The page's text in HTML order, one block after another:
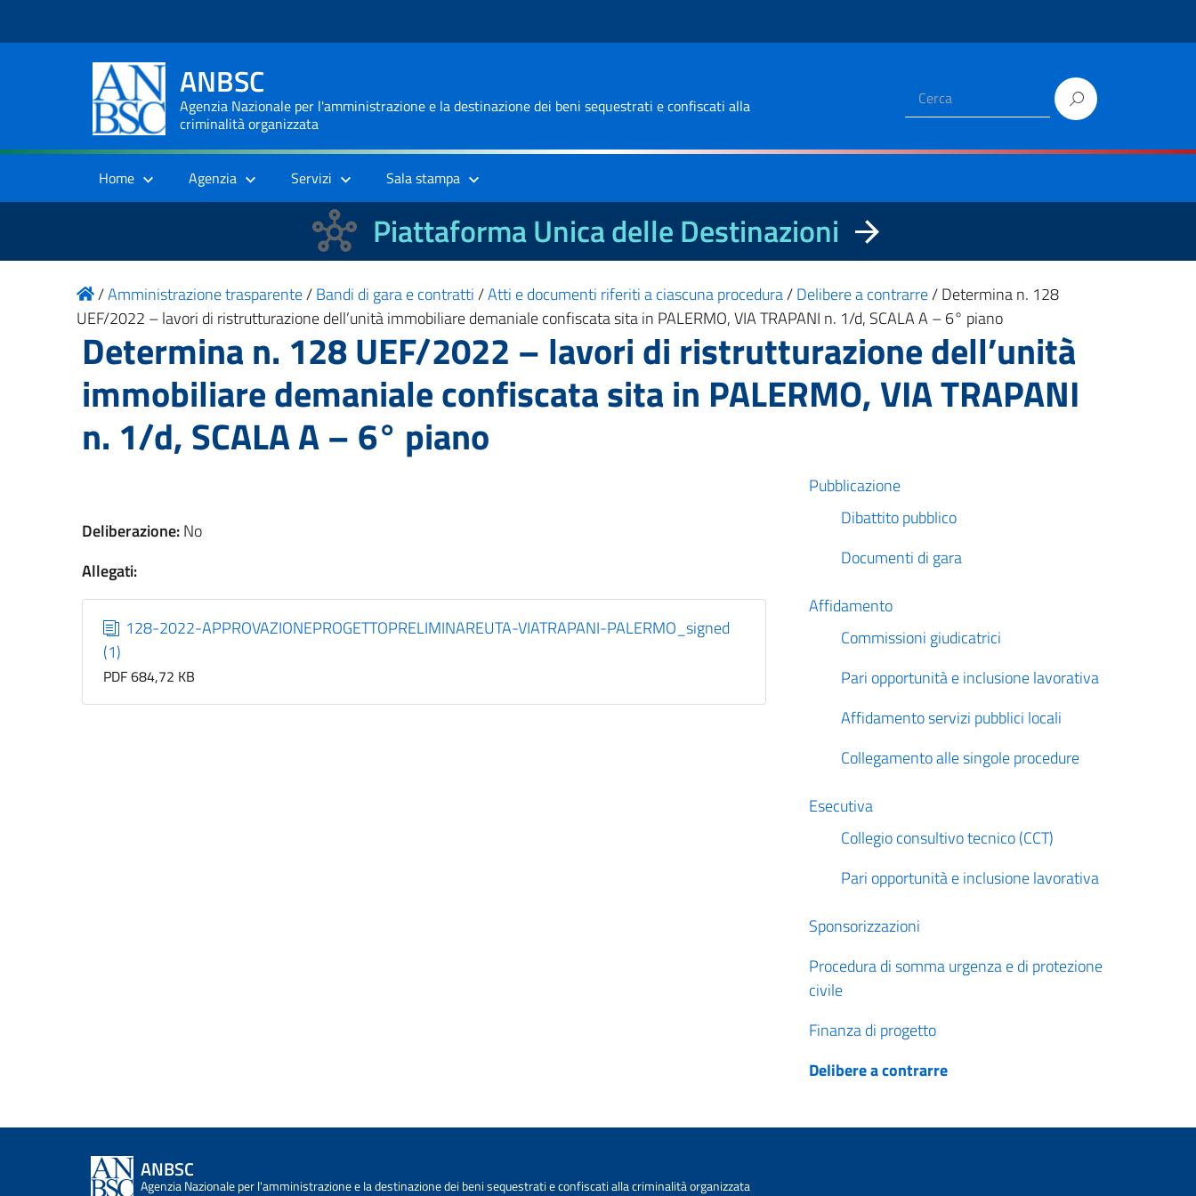
ANBSC
Agenzia Nazionale per l'amministrazione e la destinazione dei beni sequestrati e confiscati alla
criminalità organizzata
Home Agenzia Servizi Sala stampa
Piattaforma Unica delle Destinazioni
/Amministrazione trasparente/Bandi di gara e contratti/Atti e documenti riferiti a ciascuna procedura/Delibere a contrarre/Determina n. 128
UEF/2022 – lavori di ristrutturazione dell’unità immobiliare demaniale confiscata sita in PALERMO, VIA TRAPANI n. 1/d, SCALA A – 6° piano
Determina n. 128 UEF/2022 – lavori di ristrutturazione dell’unità
immobiliare demaniale confiscata sita in PALERMO, VIA TRAPANI
n. 1/d, SCALA A – 6° piano
Deliberazione:No
Allegati:
128-2022-APPROVAZIONEPROGETTOPRELIMINAREUTA-VIATRAPANI-PALERMO_signed
(1)
PDF 684,72 KB
Pubblicazione
Dibattito pubblico
Documenti di gara
Affidamento
Commissioni giudicatrici
Pari opportunità e inclusione lavorativa
Affidamento servizi pubblici locali
Collegamento alle singole procedure
Esecutiva
Collegio consultivo tecnico (CCT)
Pari opportunità e inclusione lavorativa
Sponsorizzazioni
Procedura di somma urgenza e di protezione
civile
Finanza di progetto
Delibere a contrarre
ANBSC
Agenzia Nazionale per l'amministrazione e la destinazione dei beni sequestrati e confiscati alla criminalità organizzata